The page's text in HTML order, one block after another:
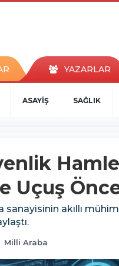
YAZARLAR
ASAYİŞ SAĞLIK
Uçuş
akıllı
Milli Araba